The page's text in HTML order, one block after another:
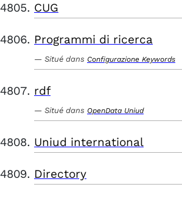
CUG
Programmi di ricerca
Situé dans Configurazione Keywords
rdf
Situé dans OpenData Uniud
Uniud international
Directory